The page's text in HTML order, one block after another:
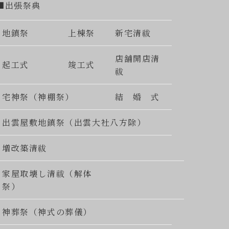
張祭典
地鎮祭 上棟祭 新宅清祓
起工式 竣工式
店舗開店清
祓
宅神祭（神棚祭） 結 婚 式
出雲屋敷地鎮祭（出雲大社八方除）
増改築清祓
家屋取壊し清祓（解体
祭）
神葬祭（神式の葬儀）